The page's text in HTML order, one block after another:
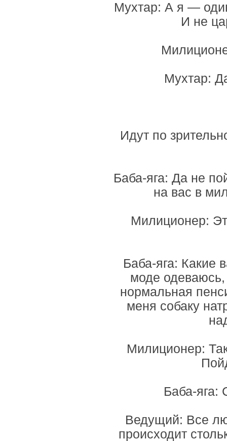
Мухтар: А я —
И не
Мухтар:
Идут по
Баба-яга: Да не
на вас в
Милиционер:
Баба-яга: Какие
моде одеваюсь,
нормальная
меня собаку
Милиционер:
Баба-яга:
Ведущий: Все
происходит